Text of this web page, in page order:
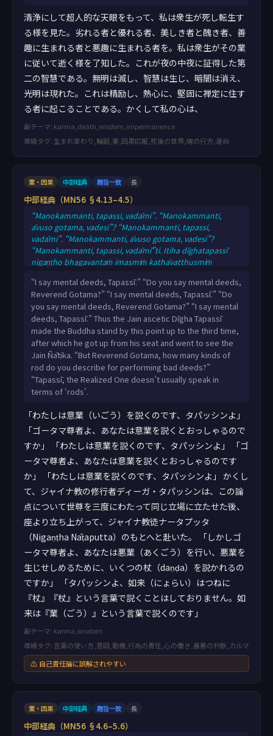
清浄にして超人的な天眼をもって、私は衆生が死し転生す
る様を見た。劣れる者と優れる者、美しき者と醜き者、善
趣に生まれる者と悪趣に生まれる者を。私は衆生がその業
に従いて逝く様を了知した。これが夜の中夜に証得した第
二の智慧である。無明は滅し、智慧は生じ、暗闇は消え、
光明は現れた。これは精励し、熱心に、堅固に禅定に住す
る者に起こることである。かくして私の心は、
副テーマ: karma,death,wisdom,impermanence
導線タグ: 生まれ変わり,輪廻,業,因果応報,死後の世界,魂の行方,運命
業・因果 中部経典 趣旨一致 長
中部経典（MN56 §4.13–4.5）
“Manokammanti, tapassi, vadāmi”. “Manokammanti,
āvuso gotama, vadesi”? “Manokammanti, tapassi,
vadāmi”. “Manokammanti, āvuso gotama, vadesi”?
“Manokammanti, tapassi, vadāmī”ti. Itiha dīghatapassī
nigaṇṭho bhagavantaṁ imasmiṁ kathāvatthusmiṁ
nāṭaputto tenupasaṅkami. “tvaṁ panāvuso gotama, kati
daṇḍāni paññapesi pāpassa kammassa kiriyāya pāpassa
kammassa pavattiyā”ti? “Na kho, tapassi, āciṇṇaṁ
tathāgatassa ‘daṇḍaṁ, daṇḍan’ti paññapetuṁ; ‘kammaṁ
“I say mental deeds, Tapassī.” “Do you say mental deeds,
Reverend Gotama?” “I say mental deeds, Tapassī.” “Do
you say mental deeds, Reverend Gotama?” “I say mental
deeds, Tapassī.” Thus the Jain ascetic Dīgha Tapassī
made the Buddha stand by this point up to the third time,
after which he got up from his seat and went to see the
Jain Ñātika. “But Reverend Gotama, how many kinds of
rod do you describe for performing bad deeds?”
“Tapassī, the Realized One doesn’t usually speak in
terms of ‘rods’.
「わたしは意業（いごう）を説くのです、タパッシンよ」
「ゴータマ尊者よ、あなたは意業を説くとおっしゃるので
すか」 「わたしは意業を説くのです、タパッシンよ」 「ゴ
ータマ尊者よ、あなたは意業を説くとおっしゃるのです
か」 「わたしは意業を説くのです、タパッシンよ」 かくし
て、ジャイナ教の修行者ディーガ・タパッシンは、この論
点について世尊を三度にわたって同じ立場に立たせた後、
座より立ち上がって、ジャイナ教徒ナータプッタ
（Nigaṇṭha Nāṭaputta）のもとへと赴いた。 「しかしゴ
ータマ尊者よ、あなたは悪業（あくごう）を行い、悪業を
生じせしめるために、いくつの杖（daṇḍa）を説かれるの
ですか」 「タパッシンよ、如来（にょらい）はつねに
『杖』『杖』という言葉で説くことはしておりません。如
来は『業（ごう）』という言葉で説くのです」
副テーマ: karma,wisdom
導線タグ: 言葉の使い方,意図,動機,行為の責任,心の働き,善悪の判断,カルマ
⚠ 自己責任論に誤解されやすい
業・因果 中部経典 趣旨一致 長
中部経典（MN56 §4.6–5.6）